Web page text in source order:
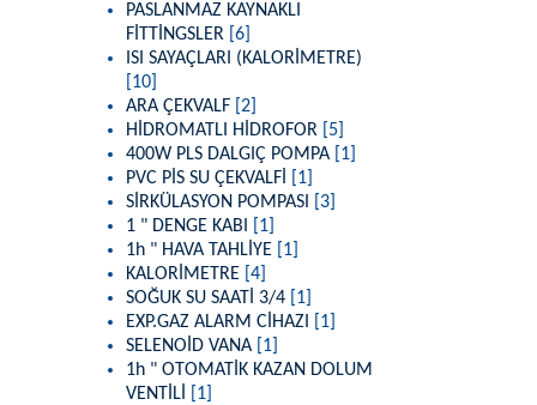
PASLANMAZ KAYNAKLI
FİTTİNGSLER [6]
ISI SAYAÇLARI (KALORİMETRE)
[10]
ARA ÇEKVALF [2]
HİDROMATLI HİDROFOR
[5]
400W PLS DALGIÇ POMPA
[1]
PVC PİS SU ÇEKVALFİ
[1]
SİRKÜLASYON POMPASI
[3]
1 " DENGE KABI
[1]
1h " HAVA TAHLİYE
[1]
KALORİMETRE [4]
SOĞUK SU SAATİ 3/4
[1]
EXP.GAZ ALARM CİHAZI
[1]
SELENOİD VANA
[1]
1h " OTOMATİK KAZAN DOLUM
VENTİLİ
[1]